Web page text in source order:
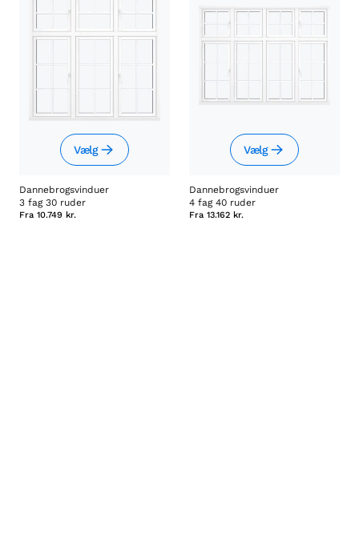
Vælg
Dannebrogsvinduer
3 fag 30 ruder
Fra 10.749 kr.
Vælg
Dannebrogsvinduer
4 fag 40 ruder
Fra 13.162 kr.